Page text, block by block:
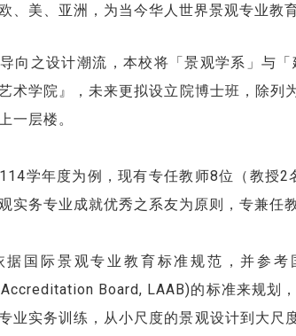
、美、亚洲，为当今华人世界景观专业教
向之设计潮流，本校将「景观学系」与
术学院』，未来更拟设立院博士班，除
一层楼。
学年度为例，现有专任教师8位（教授
实务专业成就优秀之系友为原则，专兼任
据国际景观专业教育标准规范，并参
Board, LAAB)的标准来规划
业实务训练，从小尺度的景观设计到大尺